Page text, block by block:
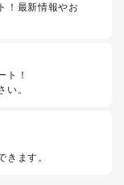
！最新情報やお
ト！
い。
きます。